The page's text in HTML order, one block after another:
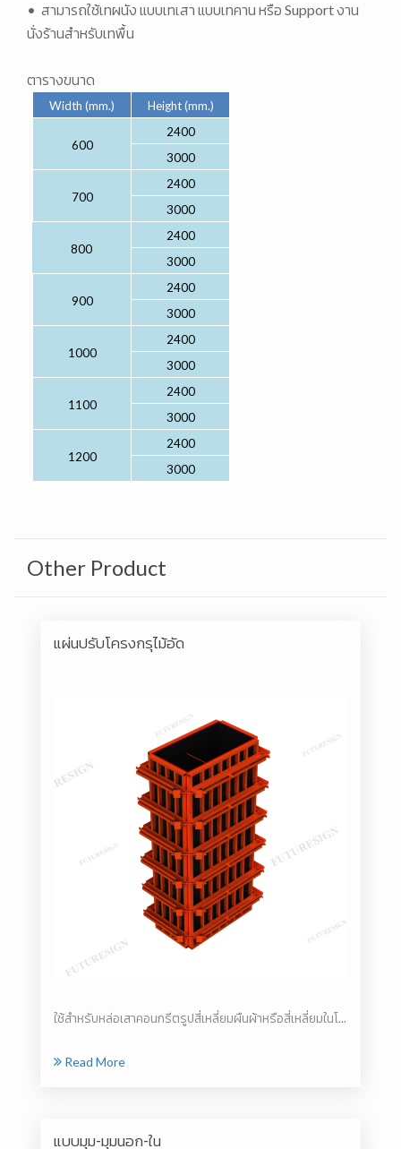
• สามารถใช้เทผนัง แบบเทเสา แบบเทคาน หรือ Support งาน
นั่งร้านสำหรับเทพื้น
ตารางขนาด
Width (mm.) Height (mm.)
600
2400
3000
700
2400
3000
800
2400
3000
900
2400
3000
1000
2400
3000
1100
2400
3000
1200
2400
3000
Other Product
แผ่นปรับโครงกรุไม้อัด
ใช้สำหรับหล่อเสาคอนกรีตรูปสี่เหลี่ยมผืนผ้าหรือสี่เหลี่ยมในโ...
Read More
แบบมุม-มุมนอก-ใน